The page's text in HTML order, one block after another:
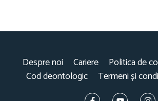
Despre noi Cariere
Politica de
Cod deontologic
Termeni și